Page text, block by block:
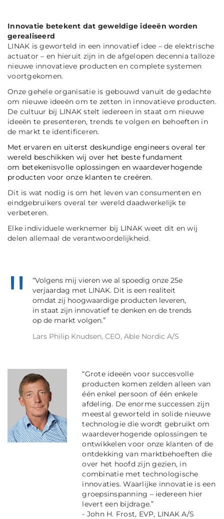
Innovatie betekent dat geweldige ideeën worden
gerealiseerd
LINAK is geworteld in een innovatief idee – de elektrische
actuator – en hieruit zijn in de afgelopen decennia talloze
nieuwe innovatieve producten en complete systemen
voortgekomen.
Onze gehele organisatie is gebouwd vanuit de gedachte
om nieuwe ideeën om te zetten in innovatieve producten.
De cultuur bij LINAK stelt iedereen in staat om nieuwe
ideeën te presenteren, trends te volgen en behoeften in
de markt te identificeren.
Met ervaren en uiterst deskundige engineers overal ter
wereld beschikken wij over het beste fundament
om betekenisvolle oplossingen en waardeverhogende
producten voor onze klanten te creëren.
Dit is wat nodig is om het leven van consumenten en
eindgebruikers overal ter wereld daadwerkelijk te
verbeteren.
Elke individuele werknemer bij LINAK weet dit en wij
delen allemaal de verantwoordelijkheid.
“Volgens mij vieren we al spoedig onze 25e
verjaardag met LINAK. Dit is een realiteit
omdat zij hoogwaardige producten leveren,
in staat zijn innovatief te denken en de trends
op de markt volgen.”
Lars Philip Knudsen, CEO, Able Nordic A/S
“Grote ideeën voor succesvolle
producten komen zelden alleen van
één enkel persoon of één enkele
afdeling. De enorme successen zijn
meestal geworteld in solide nieuwe
technologie die wordt gebruikt om
waardeverhogende oplossingen te
ontwikkelen voor onze klanten of de
ontdekking van marktbehoeften die
over het hoofd zijn gezien, in
combinatie met technologische
innovaties.Waarlijke innovatie is een
groepsinspanning – iedereen hier
levert een bijdrage.”
- John H. Frost, EVP, LINAK A/S